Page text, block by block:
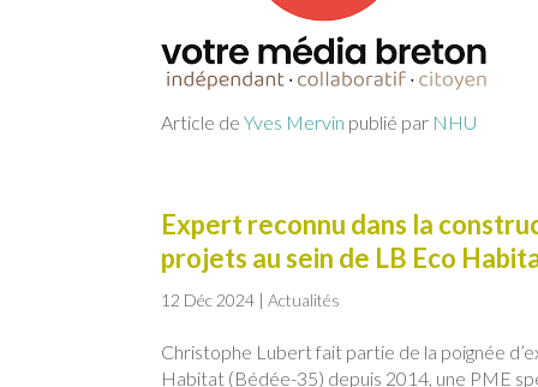
Article deYves Mervin publié par NHU
Expert reconnu dans la
projets au sein de LB Eco
12 Déc 2024 |Actualités
Christophe Lubert fait partie de la poignée
Habitat (Bédée-35) depuis 2014, une PME